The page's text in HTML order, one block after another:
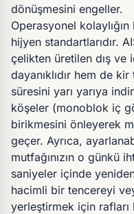
dönüşmesini engeller.
Operasyonel
hijyen standartlarıdır.
çelikten üretilen dış ve
dayanıklıdır hem de
süresini yarı yarıya
köşeler (monoblok iç
birikmesini önleyerek
geçer. Ayrıca,
mutfağınızın o günkü
saniyeler içinde
hacimli bir tencereyi
yerleştirmek için rafları